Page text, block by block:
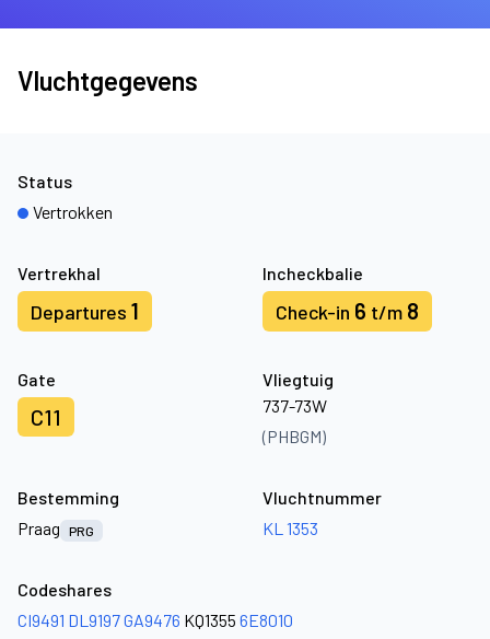
Vluchtgegevens
Vertrekhal
Departures 1
Incheckbalie
Check-in 6 t/m 8
Gate
C11
Vliegtuig
737-73W
(PHBGM)
Status
Vertrokken
Bestemming
Praag
PRG
Vluchtnummer
KL 1353
Codeshares
CI9491 DL9197GA9476 KQ1355 6E8010